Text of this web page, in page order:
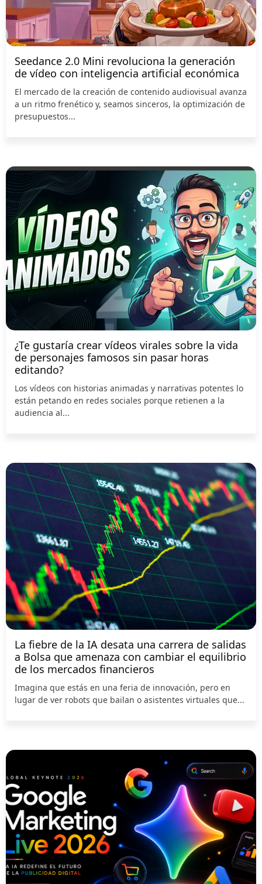
Seedance 2.0 Mini revoluciona la generación
de vídeo con inteligencia artificial económica
El mercado de la creación de contenido audiovisual avanza
a un ritmo frenético y, seamos sinceros, la optimización de
presupuestos...
¿Te gustaría crear vídeos virales sobre la vida
de personajes famosos sin pasar horas
editando?
Los vídeos con historias animadas y narrativas potentes lo
están petando en redes sociales porque retienen a la
audiencia al...
La fiebre de la IA desata una carrera de salidas
a Bolsa que amenaza con cambiar el equilibrio
de los mercados financieros
Imagina que estás en una feria de innovación, pero en
lugar de ver robots que bailan o asistentes virtuales que...